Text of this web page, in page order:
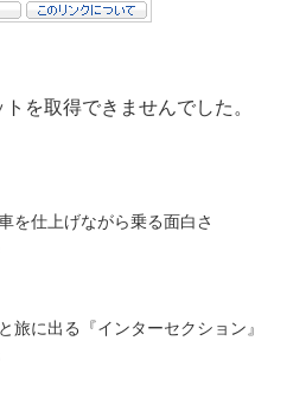
を取得できませんでした。
を仕上げながら乗る面白さ
旅に出る『インターセクション』